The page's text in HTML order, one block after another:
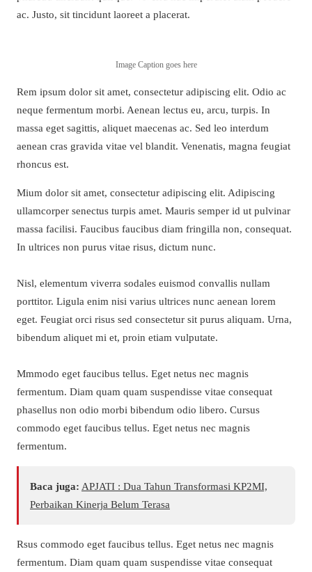
ac. Justo, sit tincidunt laoreet a placerat.
Image Caption goes here
Rem ipsum dolor sit amet, consectetur adipiscing elit. Odio ac
neque fermentum morbi. Aenean lectus eu, arcu, turpis. In
massa eget sagittis, aliquet maecenas ac. Sed leo interdum
aenean cras gravida vitae vel blandit. Venenatis, magna feugiat
rhoncus est.
Mium dolor sit amet, consectetur adipiscing elit. Adipiscing
ullamcorper senectus turpis amet. Mauris semper id ut pulvinar
massa facilisi. Faucibus faucibus diam fringilla non, consequat.
In ultrices non purus vitae risus, dictum nunc.
Nisl, elementum viverra sodales euismod convallis nullam
porttitor. Ligula enim nisi varius ultrices nunc aenean lorem
eget. Feugiat orci risus sed consectetur sit purus aliquam. Urna,
bibendum aliquet mi et, proin etiam vulputate.
Mmmodo eget faucibus tellus. Eget netus nec magnis
fermentum. Diam quam quam suspendisse vitae consequat
phasellus non odio morbi bibendum odio libero. Cursus
commodo eget faucibus tellus. Eget netus nec magnis
fermentum.
Baca juga: APJATI : Dua Tahun Transformasi KP2MI,
Perbaikan Kinerja Belum Terasa
Rsus commodo eget faucibus tellus. Eget netus nec magnis
fermentum. Diam quam quam suspendisse vitae consequat